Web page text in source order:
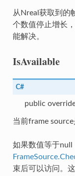
从Nreal获取到的
个数值停止增长
能解决。
IsAvailable
C#
public
当前frame source
如果数值等于null
束后可以访问。